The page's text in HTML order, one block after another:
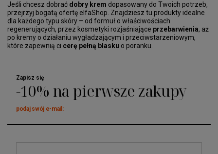
Jeśli chcesz dobrać dobry krem dopasowany do Twoich potrzeb,
przejrzyj bogatą ofertę elfaShop. Znajdziesz tu produkty idealne
dla każdego typu skóry – od formuł o właściwościach
regenerujących, przez kosmetyki rozjaśniające przebarwienia, aż
po kremy o działaniu wygładzającym i przeciwstarzeniowym,
które zapewnią ci cerę pełną blasku o poranku.
Zapisz się
-10% na pierwsze zakupy
podaj swój e-mail: